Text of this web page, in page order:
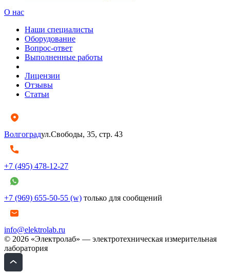
О нас
Наши специалисты
Оборудование
Вопрос-ответ
Выполненные работы
Лицензии
Отзывы
Статьи
Волгоградул.Свободы, 35, стр. 43
+7 (495) 478-12-27
+7 (969) 655-50-55 (w) только для сообщений
info@elektrolab.ru
© 2026 «Электролаб» — электротехническая измерительная
лаборатория